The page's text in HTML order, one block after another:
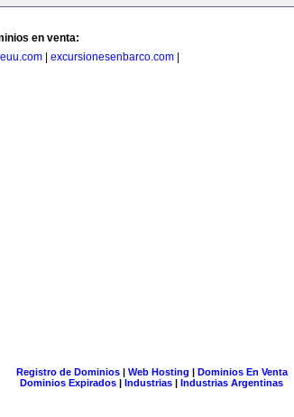
en venta:
excursionesenbarco.com
Registro de Dominios| Web Hosting | Dominios En Venta
Dominios Expirados | Industrias | Industrias Argentinas